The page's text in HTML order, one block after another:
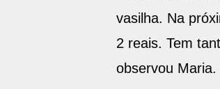
vasilha. Na
2 reais. Tem
observou